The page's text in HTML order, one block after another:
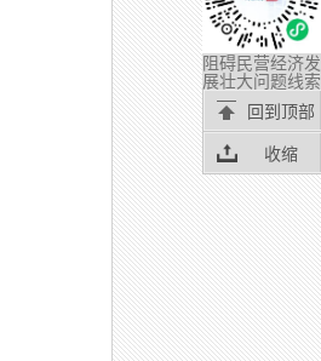
阻碍民营经济发
展壮大问题线索
回到顶部
收缩